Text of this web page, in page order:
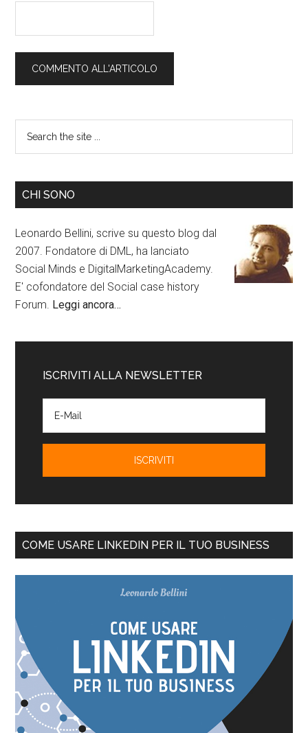
CHI SONO
Leonardo Bellini, scrive su questo blog dal
2007. Fondatore di DML, ha lanciato
Social Minds e DigitalMarketingAcademy.
E' cofondatore del Social case history
Forum. Leggi ancora…
ISCRIVITI ALLA NEWSLETTER
COME USARE LINKEDIN PER IL TUO BUSINESS